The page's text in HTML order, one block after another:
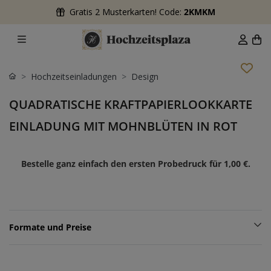
Gratis 2 Musterkarten! Code: 2KMKM
Hochzeitseinladungen Design
QUADRATISCHE KRAFTPAPIERLOOKKARTE
EINLADUNG MIT MOHNBLÜTEN IN ROT
Bestelle ganz einfach den ersten Probedruck für 1,00 €.
Formate und Preise